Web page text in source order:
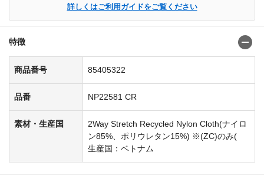
詳しくはご利用ガイドをご覧ください
特徴
商品番号 85405322
品番 NP22581 CR
素材・生産国
2Way Stretch Recycled Nylon Cloth(ナイロ
ン85%、ポリウレタン15%) ※(ZC)のみ(
生産国：ベトナム